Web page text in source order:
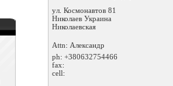
ул. Космонавтов 81
Николаев Украина
Николаевская
Attn: Александр
ph: +380632754466
fax:
cell: